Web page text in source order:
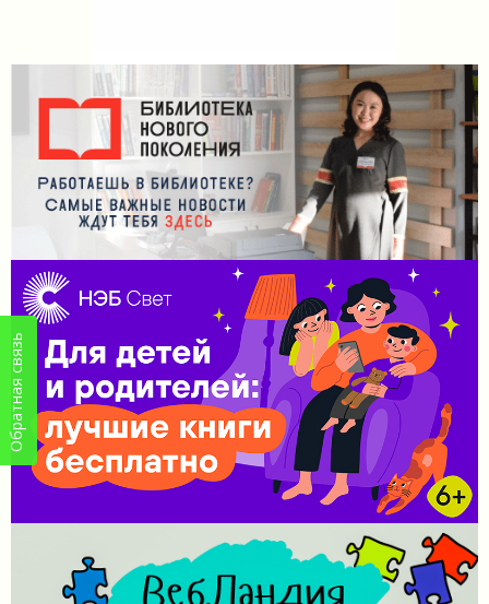
Обратная связь